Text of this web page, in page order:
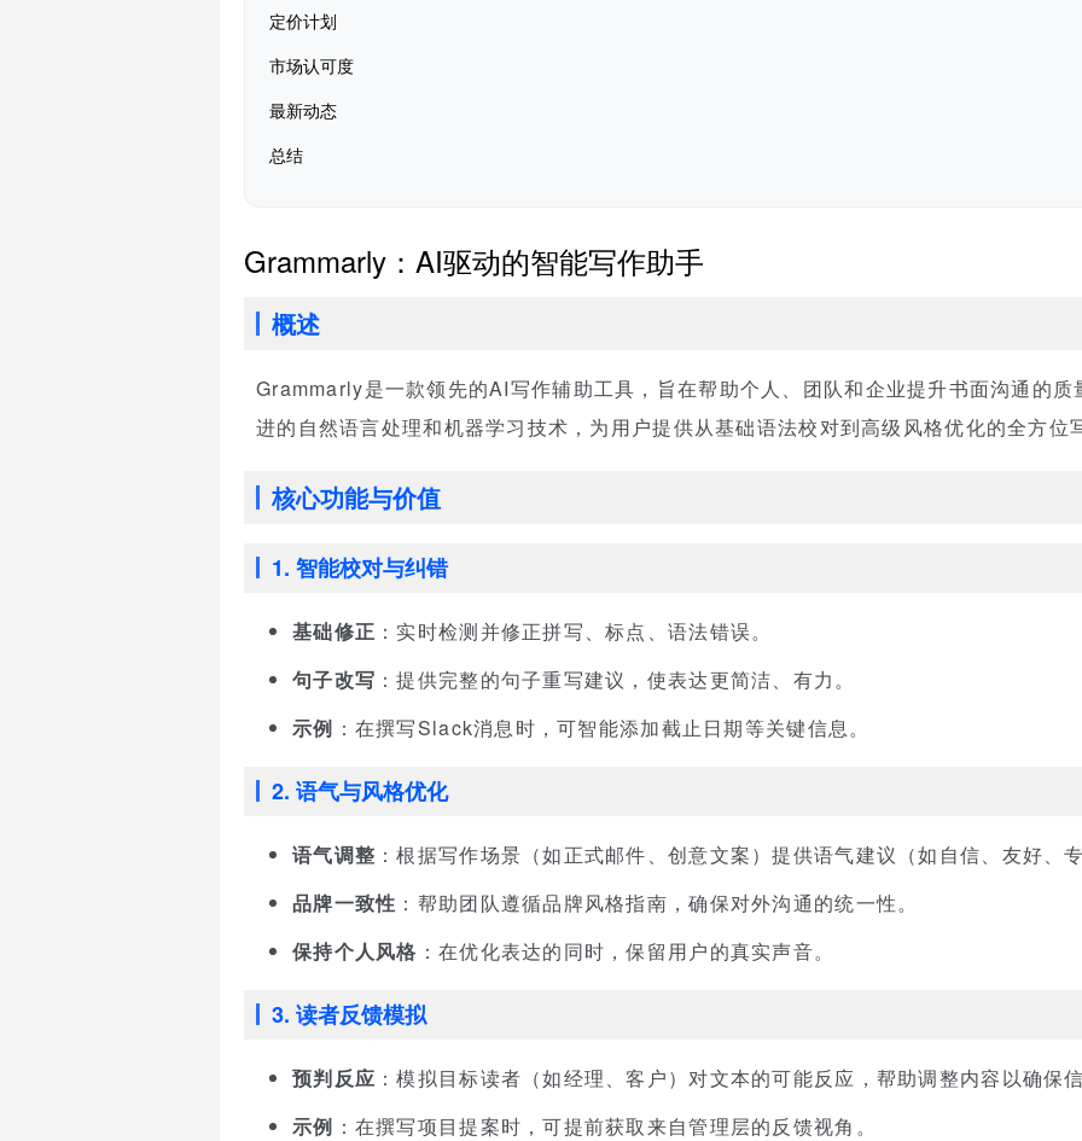
定价计划
市场认可度
最新动态
总结
Grammarly：AI驱动的智能写作助手
概述
Grammarly是一款领先的AI写作辅助工具，旨在帮助个人、团队和企业提升书面沟通的
进的自然语言处理和机器学习技术，为用户提供从基础语法校对到高级风格优化的全方位
核心功能与价值
1. 智能校对与纠错
基础修正 ：实时检测并修正拼写、标点、语法错误。
句子改写 ：提供完整的句子重写建议，使表达更简洁、有力。
示例 ：在撰写Slack消息时，可智能添加截止日期等关键信息。
2. 语气与风格优化
语气调整 ：根据写作场景（如正式邮件、创意文案）提供语气建议（如自信、友好、
品牌一致性 ：帮助团队遵循品牌风格指南，确保对外沟通的统一性。
保持个人风格 ：在优化表达的同时，保留用户的真实声音。
3. 读者反馈模拟
预判反应 ：模拟目标读者（如经理、客户）对文本的可能反应，帮助调整内容以确保
示例 ：在撰写项目提案时，可提前获取来自管理层的反馈视角。